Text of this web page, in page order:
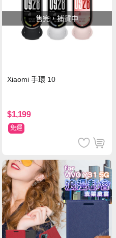
售完，補貨中
Xiaomi 手環 10
$1,199
免運